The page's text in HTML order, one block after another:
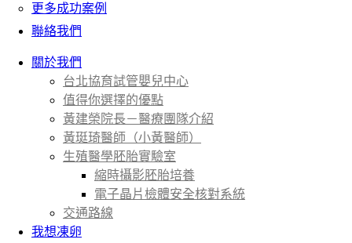
更多成功案例
聯絡我們
關於我們
台北協育試管嬰兒中心
值得你選擇的優點
黃建榮院長－醫療團隊介紹
黃珽琦醫師（小黃醫師）
生殖醫學胚胎實驗室
縮時攝影胚胎培養
電子晶片檢體安全核對系統
交通路線
我想凍卵